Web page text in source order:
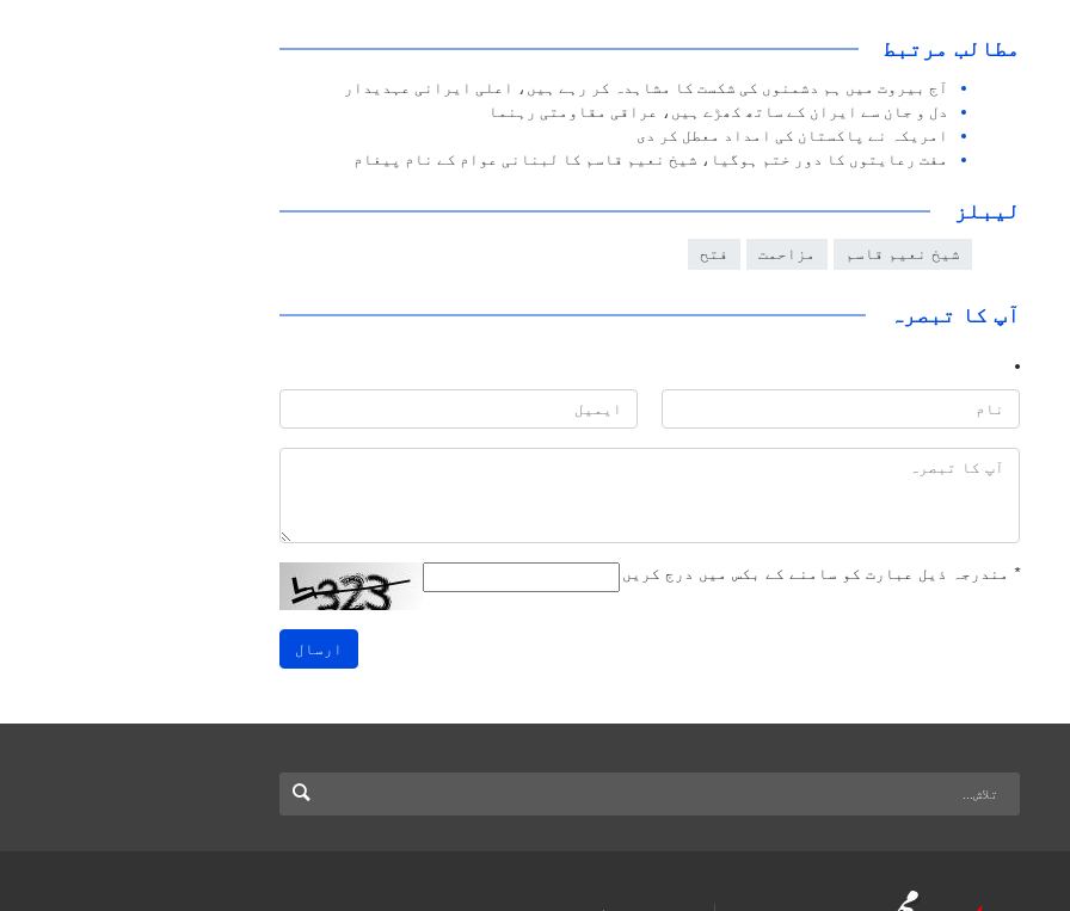
مطالب مرتبط
آج بیروت میں ہم دشمنوں کی شکست کا مشاہدہ کر رہے ہیں، اعلی ایرانی عہدیدار
دل و جان سے ایران کے ساتھ کھڑے ہیں، عراقی مقاومتی رہنما
امریکہ نے پاکستان کی امداد معطل کر دی
مفت رعایتوں کا دور ختم ہوگیا، شیخ نعیم قاسم کا لبنانی عوام کے نام پیغام
لیبلز
شیخ نعیم قاسم مزاحمت فتح
آپ کا تبصرہ
* مندرجہ ذیل عبارت کو سامنے کے بکس میں درج کریں
ارسال